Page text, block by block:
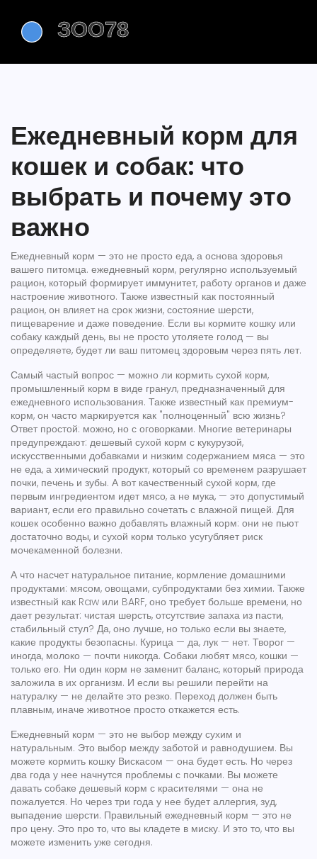
Ежедневный корм для
кошек и собак: что
выбрать и почему это
важно
Ежедневный корм — это не просто еда, а основа здоровья
вашего питомца. ежедневный корм, регулярно используемый
рацион, который формирует иммунитет, работу органов и даже
настроение животного. Также известный как постоянный
рацион, он влияет на срок жизни, состояние шерсти,
пищеварение и даже поведение. Если вы кормите кошку или
собаку каждый день, вы не просто утоляете голод — вы
определяете, будет ли ваш питомец здоровым через пять лет.
Самый частый вопрос — можно ли кормить сухой корм,
промышленный корм в виде гранул, предназначенный для
ежедневного использования. Также известный как премиум-
корм, он часто маркируется как "полноценный" всю жизнь?
Ответ простой: можно, но с оговорками. Многие ветеринары
предупреждают: дешевый сухой корм с кукурузой,
искусственными добавками и низким содержанием мяса — это
не еда, а химический продукт, который со временем разрушает
почки, печень и зубы. А вот качественный сухой корм, где
первым ингредиентом идет мясо, а не мука, — это допустимый
вариант, если его правильно сочетать с влажной пищей. Для
кошек особенно важно добавлять влажный корм: они не пьют
достаточно воды, и сухой корм только усугубляет риск
мочекаменной болезни.
А что насчет натуральное питание, кормление домашними
продуктами: мясом, овощами, субпродуктами без химии. Также
известный как Raw или BARF, оно требует больше времени, но
дает результат: чистая шерсть, отсутствие запаха из пасти,
стабильный стул? Да, оно лучше, но только если вы знаете,
какие продукты безопасны. Курица — да, лук — нет. Творог —
иногда, молоко — почти никогда. Собаки любят мясо, кошки —
только его. Ни один корм не заменит баланс, который природа
заложила в их организм. И если вы решили перейти на
натуралку — не делайте это резко. Переход должен быть
плавным, иначе животное просто откажется есть.
Ежедневный корм — это не выбор между сухим и
натуральным. Это выбор между заботой и равнодушием. Вы
можете кормить кошку Вискасом — она будет есть. Но через
два года у нее начнутся проблемы с почками. Вы можете
давать собаке дешевый корм с красителями — она не
пожалуется. Но через три года у нее будет аллергия, зуд,
выпадение шерсти. Правильный ежедневный корм — это не
про цену. Это про то, что вы кладете в миску. И это то, что вы
можете изменить уже сегодня.